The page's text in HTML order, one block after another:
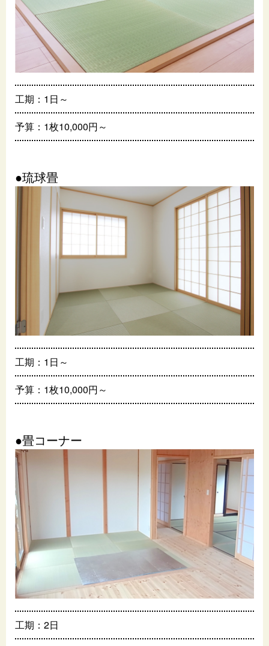
工期：1日～
予算：1枚10,000円～
●琉球畳
工期：1日～
予算：1枚10,000円～
●畳コーナー
工期：2日